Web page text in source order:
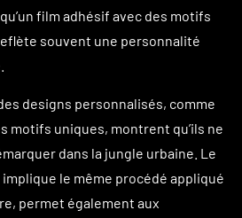
film adhésif avec des motifs
souvent une personnalité
designs personnalisés, comme
motifs uniques, montrent qu’ils ne
dans la jungle urbaine. Le
le même procédé appliqué
permet également aux